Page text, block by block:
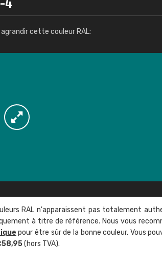
4
cette couleur RAL:
RAL n'apparaissent pas totalement
à titre de référence. Nous vous
pour être sûr de la bonne couleur. Vous
(hors TVA).